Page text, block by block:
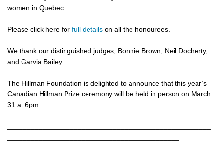
women in Quebec.
Please click here for full details on all the honourees.
and Garvia Bailey.
The Hillman Foundation is delighted to announce that this year’s
Canadian Hillman Prize ceremony will be held in person on March
31 at 6pm